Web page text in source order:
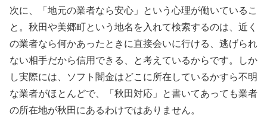
次に、「地元の業者なら安心」という心理が働いているこ
と。秋田や美郷町という地名を入れて検索するのは、近く
の業者なら何かあったときに直接会いに行ける、逃げられ
ない相手だから信用できる、と考えているからです。しか
し実際には、ソフト闇金はどこに所在しているかすら不明
な業者がほとんどで、「秋田対応」と書いてあっても業者
の所在地が秋田にあるわけではありません。